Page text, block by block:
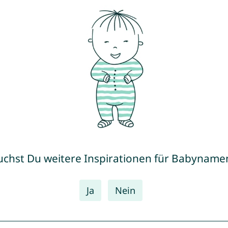
Du weitere Inspirationen für
Ja Nein